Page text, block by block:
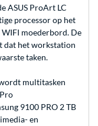
ASUS ProArt LC
processor op het
WIFI moederbord. De
dat het workstation
taken.
multitasken
9100 PRO 2 TB
en